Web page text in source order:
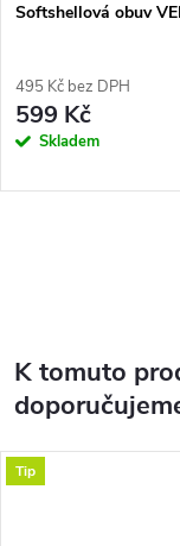
K tomuto
Tip
Softshellová obuv
495 Kč bez DPH
599 Kč
Skladem